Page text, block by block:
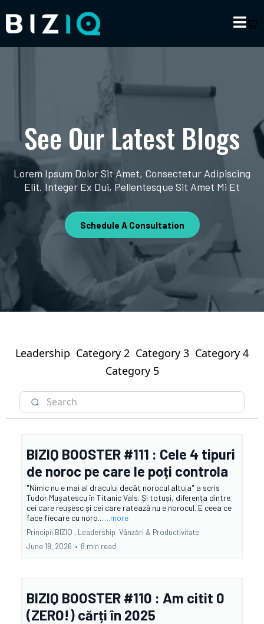
See Our Latest Blogs
Lorem Ipsum Dolor Sit Amet, Consectetur Adipiscing
Elit. Integer Ex Dui, Pellentesque Sit Amet Mi Et
Schedule A Consultation
Leadership Category 2 Category 3 Category 4
Category 5
BIZIQ BOOSTER #111 : Cele 4 tipuri
de noroc pe care le poți controla
"Nimic nu e mai al dracului decât norocul altuia" a scris
Tudor Mușatescu în Titanic Vals. Și totuși, diferența dintre
cei care reușesc și cei care ratează nu e norocul. E ceea ce
face fiecare cu noro... ...more
Principii BIZIQ , Leadership Vânzări & Productivitate
June 19, 2026 • 8 min read
BIZIQ BOOSTER #110 : Am citit 0
(ZERO!) cărți în 2025